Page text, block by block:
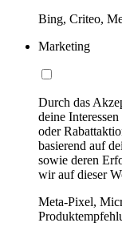
Bing, Criteo,
Marketing
Durch das
deine
oder
basierend auf
sowie deren
wir auf dieser
Meta-Pixel,